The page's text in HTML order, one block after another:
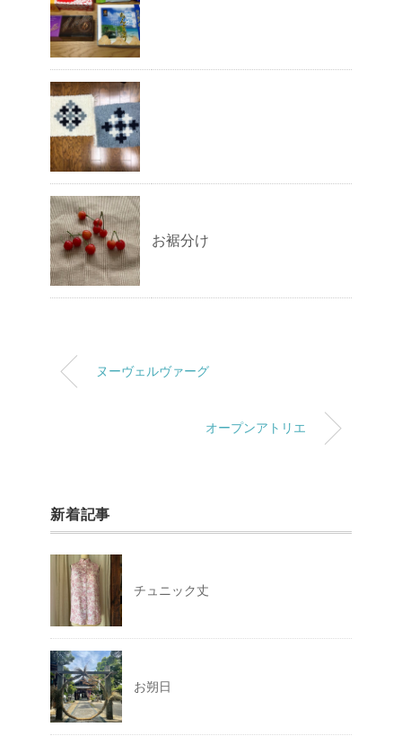
お裾分け
ヌーヴェルヴァーグ
オープンアトリエ
新着記事
チュニック丈
お朔日